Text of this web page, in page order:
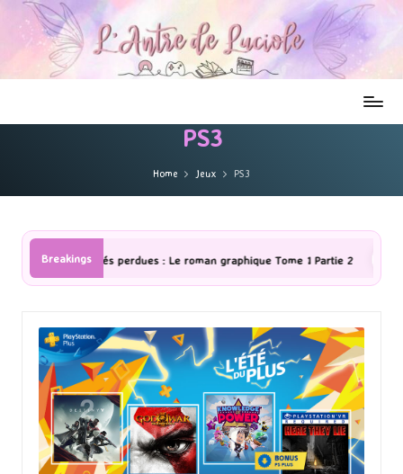
PS3
Home Jeux PS3
Breakings
graphique Tome 1 Partie 2 [Série TV] The Madison : J’ai